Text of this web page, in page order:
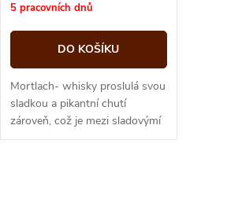
cena:
5 pracovních dnů
DO KOŠÍKU
Mortlach- whisky proslulá svou
sladkou a pikantní chutí
zároveň, což je mezi sladovýmí
whisky vzácnost. Není proto